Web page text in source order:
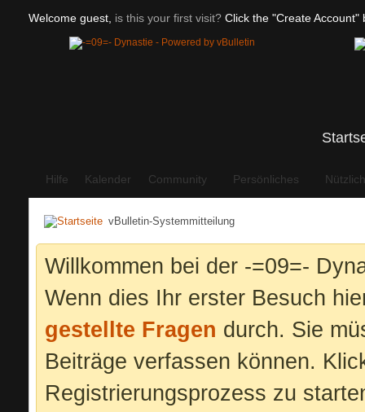
Welcome guest, is this your first visit? Click the "Create Account"
Hilfe Kalender Community Persönliches
vBulletin-Systemmitteilung
Willkommen bei der -=09=-
Wenn dies Ihr erster Besuch
gestellte Fragen durch. Sie
Beiträge verfassen können.
Registrierungsprozess zu